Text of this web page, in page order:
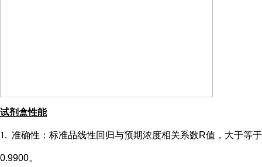
试剂盒性能
1. 准确性：标准品线性回归与预期浓度相关系数R值，大于等于
0.9900。